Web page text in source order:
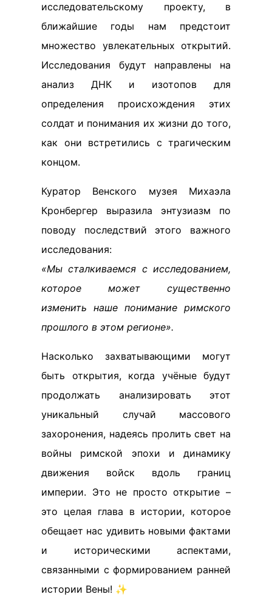
исследовательскому проекту, в
ближайшие годы нам предстоит
множество увлекательных открытий.
Исследования будут направлены на
анализ ДНК и изотопов для
определения происхождения этих
солдат и понимания их жизни до того,
как они встретились с трагическим
концом.
Куратор Венского музея Михаэла
Кронбергер выразила энтузиазм по
поводу последствий этого важного
исследования:
«Мы сталкиваемся с исследованием,
которое может существенно
изменить наше понимание римского
прошлого в этом регионе».
Насколько захватывающими могут
быть открытия, когда учёные будут
продолжать анализировать этот
уникальный случай массового
захоронения, надеясь пролить свет на
войны римской эпохи и динамику
движения войск вдоль границ
империи. Это не просто открытие –
это целая глава в истории, которое
обещает нас удивить новыми фактами
и историческими аспектами,
связанными с формированием ранней
истории Вены! ✨